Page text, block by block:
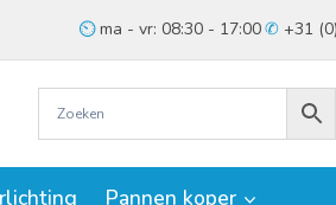
ma - vr: 08:30 - 17:00 +31
Pannen koper